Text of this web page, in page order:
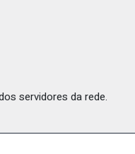
servidores da rede.